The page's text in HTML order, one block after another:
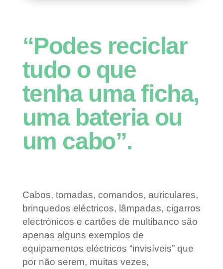
“Podes reciclar
tudo o que
tenha uma ficha,
uma bateria ou
um cabo”.
Cabos, tomadas, comandos, auriculares,
brinquedos eléctricos, lâmpadas, cigarros
electrónicos e cartões de multibanco são
apenas alguns exemplos de
equipamentos eléctricos “invisíveis” que
por não serem, muitas vezes,